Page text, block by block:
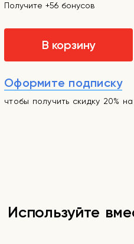
Получите +56 бонусов
В корзину
Оформите подписку
чтобы получить скидку 20%
Используйте